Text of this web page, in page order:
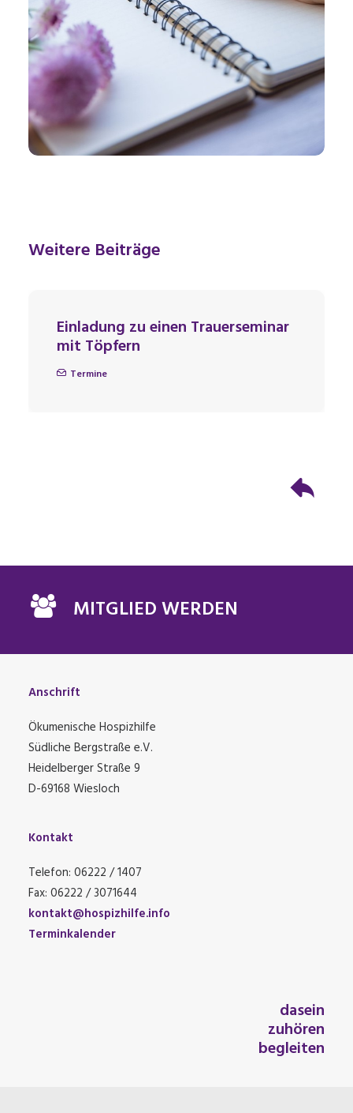
Weitere Beiträge
Einladung zu einen Trauerseminar
mit Töpfern
Termine
MITGLIED WERDEN
Anschrift
Ökumenische Hospizhilfe
Südliche Bergstraße e.V.
Heidelberger Straße 9
D-69168 Wiesloch
Kontakt
Telefon: 06222 / 1407
Fax: 06222 / 3071644
kontakt@hospizhilfe.info
Terminkalender
dasein
zuhören
begleiten